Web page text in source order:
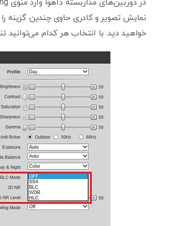
خواهید دید. با انتخاب هر کدام می‌توانید